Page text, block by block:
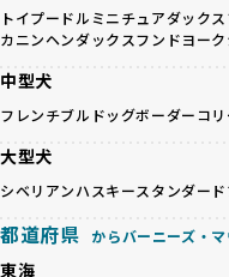
徹底した透明性こそが、
す。
BreederFamiliesは、ペ
量販売、負担の大きい流
を促進することで、無駄
る社会の実現を目指して
人へ寄付しています。多
の取り組みが不十分であ
接の引き渡しを基本とし
一方で、営利優先ブリー
を軽視しがちです。
「ペットショップ等を使
近年、「小さくて可愛い
徴が人気を集め、高値で
くありません。極小サイ
く、レアカラーには遺伝
トイプードル ミニチュアダック
カニンヘンダックスフンドヨー
中型犬
フレンチブルドッグボーダーコリ
大型犬
シベリアンハスキースタンダー
都道府県 からバーニーズ・
東海